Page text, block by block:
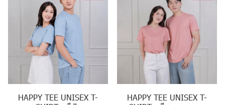
HAPPY TEE UNISEX T-
HAPPY TEE UNISEX T-